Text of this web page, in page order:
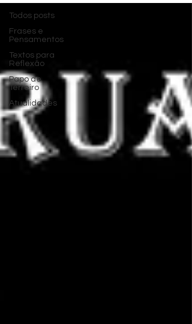
Todos posts
Frases e
Pensamentos
Textos para
Reflexão
Papo de
Terreiro
Atualidades